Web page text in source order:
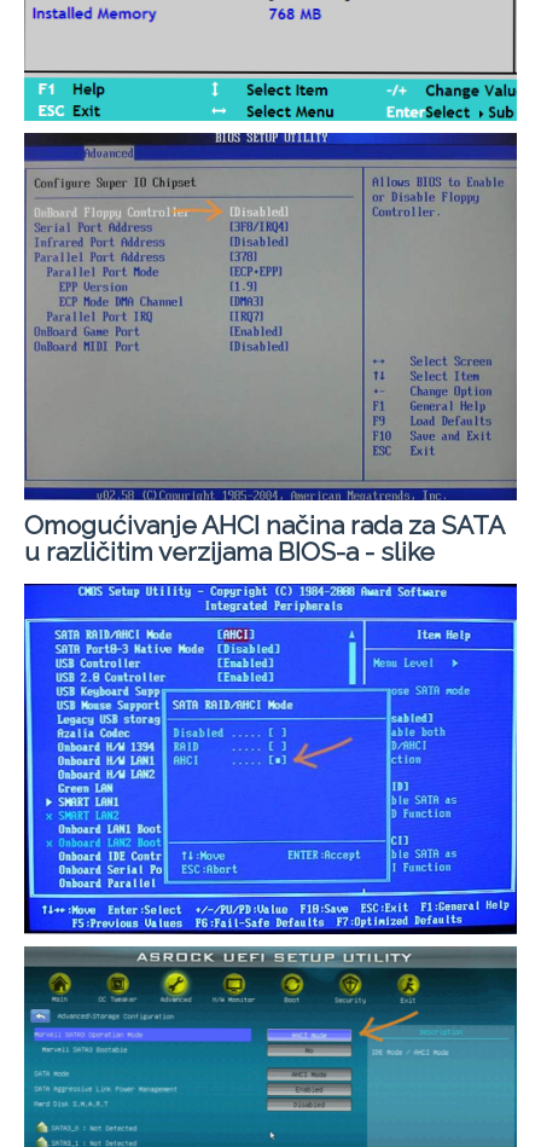
Omogućivanje AHCI načina rada za SATA
u različitim verzijama BIOS-a - slike